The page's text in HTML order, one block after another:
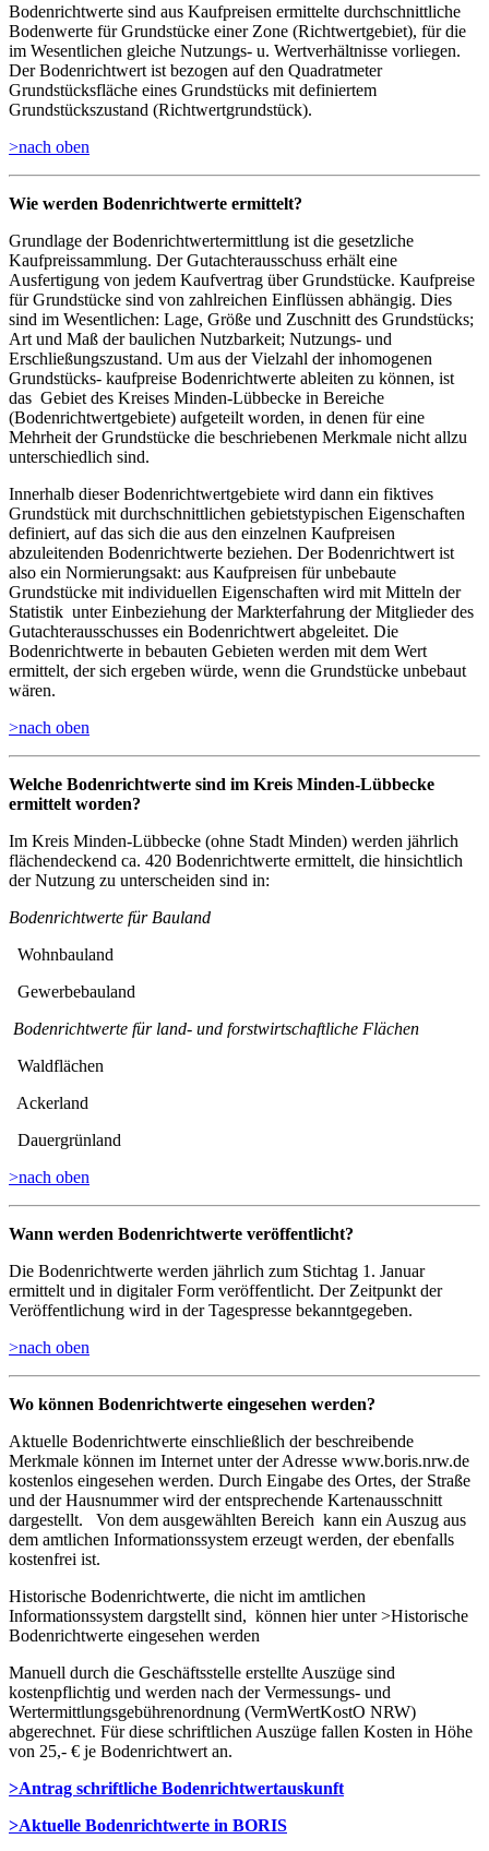
Bodenrichtwerte sind aus Kaufpreisen ermittelte durchschnittliche
Bodenwerte für Grundstücke einer Zone (Richtwertgebiet), für die
im Wesentlichen gleiche Nutzungs- u. Wertverhältnisse vorliegen.
Der Bodenrichtwert ist bezogen auf den Quadratmeter
Grundstücksfläche eines Grundstücks mit definiertem
Grundstückszustand (Richtwertgrundstück).
>nach oben
Wie werden Bodenrichtwerte ermittelt?
Grundlage der Bodenrichtwertermittlung ist die gesetzliche
Kaufpreissammlung. Der Gutachterausschuss erhält eine
Ausfertigung von jedem Kaufvertrag über Grundstücke. Kaufpreise
für Grundstücke sind von zahlreichen Einflüssen abhängig. Dies
sind im Wesentlichen: Lage, Größe und Zuschnitt des Grundstücks;
Art und Maß der baulichen Nutzbarkeit; Nutzungs- und
Erschließungszustand. Um aus der Vielzahl der inhomogenen
Grundstücks- kaufpreise Bodenrichtwerte ableiten zu können, ist
das Gebiet des Kreises Minden-Lübbecke in Bereiche
(Bodenrichtwertgebiete) aufgeteilt worden, in denen für eine
Mehrheit der Grundstücke die beschriebenen Merkmale nicht allzu
unterschiedlich sind.
Innerhalb dieser Bodenrichtwertgebiete wird dann ein fiktives
Grundstück mit durchschnittlichen gebietstypischen Eigenschaften
definiert, auf das sich die aus den einzelnen Kaufpreisen
abzuleitenden Bodenrichtwerte beziehen. Der Bodenrichtwert ist
also ein Normierungsakt: aus Kaufpreisen für unbebaute
Grundstücke mit individuellen Eigenschaften wird mit Mitteln der
Statistik unter Einbeziehung der Markterfahrung der Mitglieder des
Gutachterausschusses ein Bodenrichtwert abgeleitet. Die
Bodenrichtwerte in bebauten Gebieten werden mit dem Wert
ermittelt, der sich ergeben würde, wenn die Grundstücke unbebaut
wären.
>nach oben
Welche Bodenrichtwerte sind im Kreis Minden-Lübbecke
ermittelt worden?
Im Kreis Minden-Lübbecke (ohne Stadt Minden) werden jährlich
flächendeckend ca. 420 Bodenrichtwerte ermittelt, die hinsichtlich
der Nutzung zu unterscheiden sind in:
Bodenrichtwerte für Bauland
Wohnbauland
Gewerbebauland
Bodenrichtwerte für land- und forstwirtschaftliche Flächen
Waldflächen
Ackerland
Dauergrünland
>nach oben
Wann werden Bodenrichtwerte veröffentlicht?
Die Bodenrichtwerte werden jährlich zum Stichtag 1. Januar
ermittelt und in digitaler Form veröffentlicht. Der Zeitpunkt der
Veröffentlichung wird in der Tagespresse bekanntgegeben.
>nach oben
Wo können Bodenrichtwerte eingesehen werden?
Aktuelle Bodenrichtwerte einschließlich der beschreibende
Merkmale können im Internet unter der Adresse www.boris.nrw.de
kostenlos eingesehen werden. Durch Eingabe des Ortes, der Straße
und der Hausnummer wird der entsprechende Kartenausschnitt
dargestellt. Von dem ausgewählten Bereich kann ein Auszug aus
dem amtlichen Informationssystem erzeugt werden, der ebenfalls
kostenfrei ist.
Historische Bodenrichtwerte, die nicht im amtlichen
Informationssystem dargstellt sind, können hier unter >Historische
Bodenrichtwerte eingesehen werden
Manuell durch die Geschäftsstelle erstellte Auszüge sind
kostenpflichtig und werden nach der Vermessungs- und
Wertermittlungsgebührenordnung (VermWertKostO NRW)
abgerechnet. Für diese schriftlichen Auszüge fallen Kosten in Höhe
von 25,- € je Bodenrichtwert an.
>Antrag schriftliche Bodenrichtwertauskunft
>Aktuelle Bodenrichtwerte in BORIS